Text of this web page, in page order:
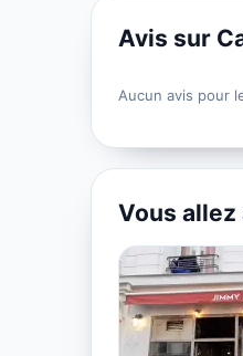
Avis sur
Aucun avis pour
Vous